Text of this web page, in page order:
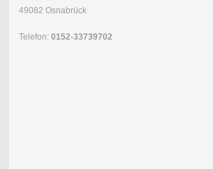
49082 Osnabrück
Telefon: 0152-33739702